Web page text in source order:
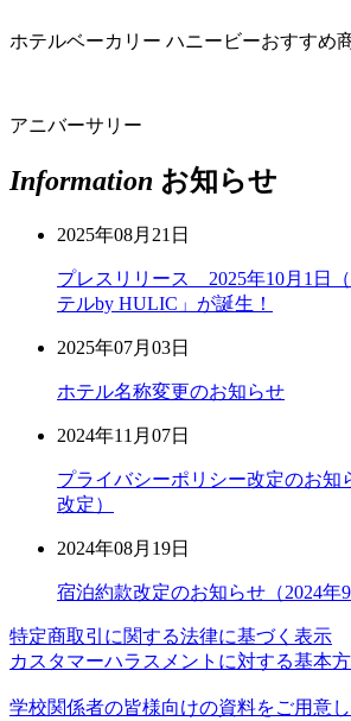
ホテルベーカリー ハニービーおすすめ
アニバーサリー
Information お知らせ
2025年08月21日
プレスリリース 2025年10月1日
テルby HULIC」が誕生！
2025年07月03日
ホテル名称変更のお知らせ
2024年11月07日
プライバシーポリシー改定のお知
改定）
2024年08月19日
宿泊約款改定のお知らせ（2024年9
特定商取引に関する法律に基づく表示
カスタマーハラスメントに対する基本
学校関係者の皆様向けの資料をご用意